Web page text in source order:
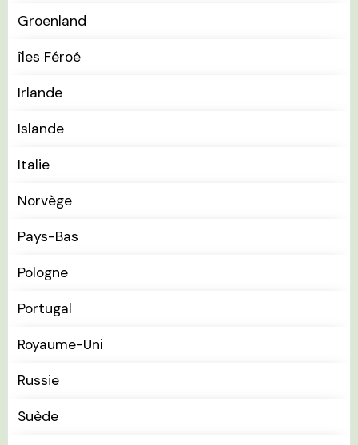
Groenland
îles Féroé
Irlande
Islande
Italie
Norvège
Pays-Bas
Pologne
Portugal
Royaume-Uni
Russie
Suède